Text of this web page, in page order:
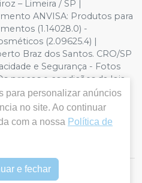
– Limeira / SP |
ANVISA: Produtos para
(1.14028.0) -
(2.09625.4) |
Braz dos Santos. CRO/SP
e Segurança - Fotos
preços e condições da loja
Em caso de
o valor válido é o do
por atacado por
de não atender compras
Sou Odonto Ecommerce
para personalizar anúncios
no site. Ao continuar
com a nossa Política de
e fechar